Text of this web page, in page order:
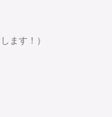
：150時間＋選択
ュラムを終了し
ませんが、期間
座の閉講、その
だく可能性もご
症例別・目的別プログラ
ィケーションスキルアッ
コース
ます！）